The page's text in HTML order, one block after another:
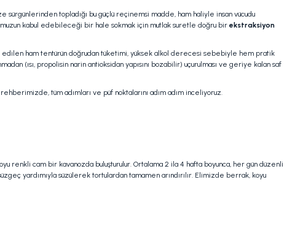
sürgünlerinden topladığı bu güçlü reçinemsi madde, ham haliyle insan vücudu
kabul edebileceği bir hale sokmak için mutlak suretle doğru bir ekstraksiyon
edilen ham tentürün doğrudan tüketimi, yüksek alkol derecesi sebebiyle hem pratik
(ısı, propolisin narin antioksidan yapısını bozabilir) uçurulması ve geriye kalan saf
tüm adımları ve püf noktalarını adım adım inceliyoruz.
renkli cam bir kavanozda buluşturulur. Ortalama 2 ila 4 hafta boyunca, her gün düzenli
yardımıyla süzülerek tortulardan tamamen arındırılır. Elimizde berrak, koyu